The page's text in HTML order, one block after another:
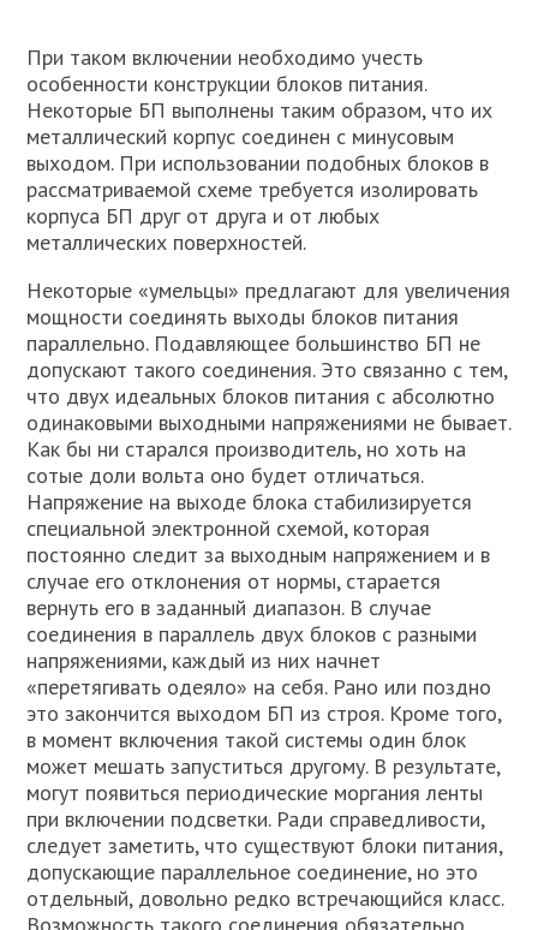
При таком включении необходимо учесть
особенности конструкции блоков питания.
Некоторые БП выполнены таким образом, что их
металлический корпус соединен с минусовым
выходом. При использовании подобных блоков в
рассматриваемой схеме требуется изолировать
корпуса БП друг от друга и от любых
металлических поверхностей.
Некоторые «умельцы» предлагают для увеличения
мощности соединять выходы блоков питания
параллельно. Подавляющее большинство БП не
допускают такого соединения. Это связанно с тем,
что двух идеальных блоков питания с абсолютно
одинаковыми выходными напряжениями не бывает.
Как бы ни старался производитель, но хоть на
сотые доли вольта оно будет отличаться.
Напряжение на выходе блока стабилизируется
специальной электронной схемой, которая
постоянно следит за выходным напряжением и в
случае его отклонения от нормы, старается
вернуть его в заданный диапазон. В случае
соединения в параллель двух блоков с разными
напряжениями, каждый из них начнет
«перетягивать одеяло» на себя. Рано или поздно
это закончится выходом БП из строя. Кроме того,
в момент включения такой системы один блок
может мешать запуститься другому. В результате,
могут появиться периодические моргания ленты
при включении подсветки. Ради справедливости,
следует заметить, что существуют блоки питания,
допускающие параллельное соединение, но это
отдельный, довольно редко встречающийся класс.